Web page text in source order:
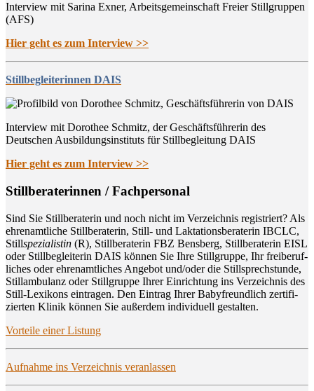
Interview mit Sarina Exner, Arbeitsgemeinschaft Freier Stillgruppen
(AFS)
Hier geht es zum Interview >>
Stillbegleiterinnen DAIS
Interview mit Dorothee Schmitz, der Geschäftsführerin des
Deutschen Ausbildungsinstituts für Stillbegleitung DAIS
Hier geht es zum Interview >>
Still­be­ra­te­rin­nen / Fachpersonal
Sind Sie Still­be­ra­te­rin und noch nicht im Ver­zeich­nis regis­triert? Als
ehren­amt­li­che Still­be­ra­te­rin, Still- und Lak­ta­ti­ons­be­ra­te­rin IBCLC,
Stillspe­zia­lis­tin (R), Still­be­ra­te­rin FBZ Bens­berg, Still­be­ra­te­rin EISL
oder Still­be­glei­te­rin DAIS kön­nen Sie Ihre Still­grup­pe, Ihr frei­be­ruf­
li­ches oder ehren­amt­li­ches Ange­bot und/oder die Still­sprech­stun­de,
Still­am­bu­lanz oder Still­grup­pe Ihrer Ein­rich­tung ins Ver­zeich­nis des
Still-Lexi­kons ein­tra­gen. Den Ein­trag Ihrer Baby­freund­lich zer­ti­fi­
zier­ten Kli­nik kön­nen Sie außer­dem indi­vi­du­ell gestalten.
Vor­tei­le einer Listung
Auf­nah­me ins Ver­zeich­nis veranlassen